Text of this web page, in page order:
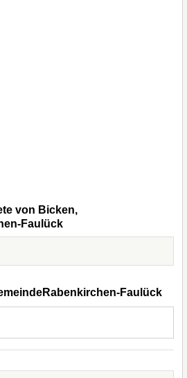
von Bicken,
Faulück
Faulück